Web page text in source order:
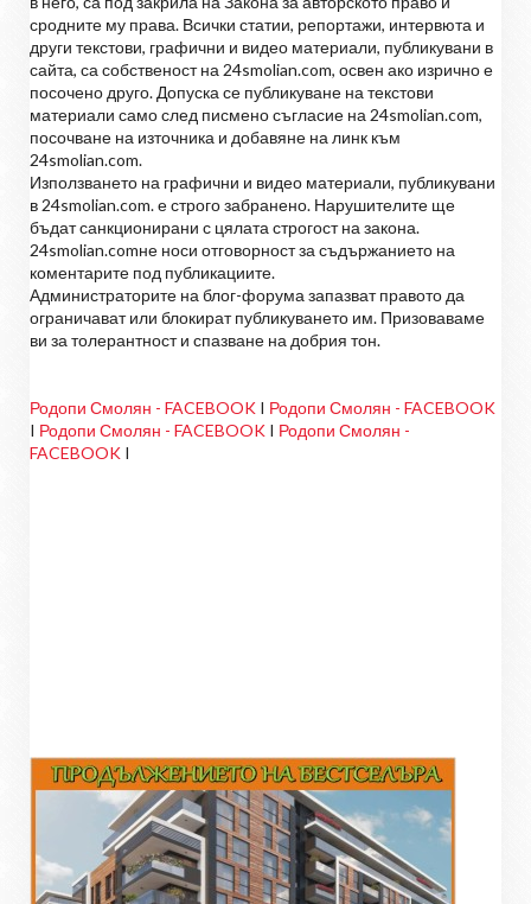
сродните му права. Всички статии, репортажи, интервюта и
други текстови, графични и видео материали, публикувани в
сайта, са собственост на 24smolian.com, освен ако изрично е
посочено друго. Допуска се публикуване на текстови
материали само след писмено съгласие на 24smolian.com,
посочване на източника и добавяне на линк към
24smolian.com.
Използването на графични и видео материали, публикувани
в 24smolian.com. е строго забранено. Нарушителите ще
бъдат санкционирани с цялата строгост на закона.
24smolian.comне носи отговорност за съдържанието на
коментарите под публикациите.
Администраторите на блог-форума запазват правото да
ограничават или блокират публикуването им. Призоваваме
ви за толерантност и спазване на добрия тон.
Родопи Смолян - FACEBOOK I Родопи Смолян - FACEBOOK
I Родопи Смолян - FACEBOOK I Родопи Смолян -
FACEBOOK I